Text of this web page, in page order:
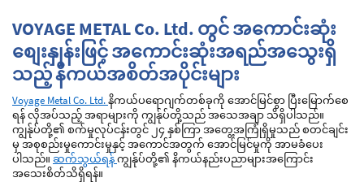
VOYAGE METAL Co. Ltd. တွင် အကောင်းဆုံး
စျေးနှုန်းဖြင့် အကောင်းဆုံးအရည်အသွေးရှိ
သည့် နီကယ်အစိတ်အပိုင်းများ
Voyage Metal Co. Ltd.နိကယ်ပရောဂျက်တစ်ခုကို အောင်မြင်စွာ ပြီးမြောက်စေ
ရန် လိုအပ်သည့် အရာများကို ကျွန်ုပ်တို့သည် အသေအချာ သိရှိပါသည်။
ကျွန်ုပ်တို့၏ စက်မှုလုပ်ငန်းတွင် ၂၄ နှစ်ကြာ အတွေ့အကြုံရှိမှုသည် စတင်ချင်း
မှ အစုစည်းမှုကောင်းမှုနှင့် အကောင်အတွက် အောင်မြင်မှုကို အာမခံပေး
ပါသည်။ ဆက်သွယ်ရန်ကျွန်ုပ်တို့၏ နိကယ်နည်းပညာများအကြောင်း
အသေးစိတ်သိရှိရန်။